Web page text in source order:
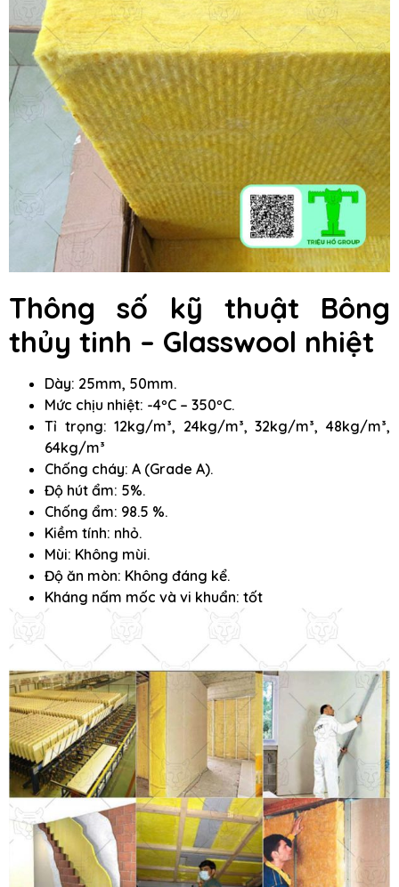
Thông số kỹ thuật Bông
thủy tinh – Glasswool nhiệt
Dày: 25mm, 50mm.
Mức chịu nhiệt: -4ºC – 350ºC.
Tỉ trọng: 12kg/m³, 24kg/m³, 32kg/m³, 48kg/m³,
64kg/m³
Chống cháy: A (Grade A).
Độ hút ẩm: 5%.
Chống ẩm: 98.5 %.
Kiềm tính: nhỏ.
Mùi: Không mùi.
Độ ăn mòn: Không đáng kể.
Kháng nấm mốc và vi khuẩn: tốt